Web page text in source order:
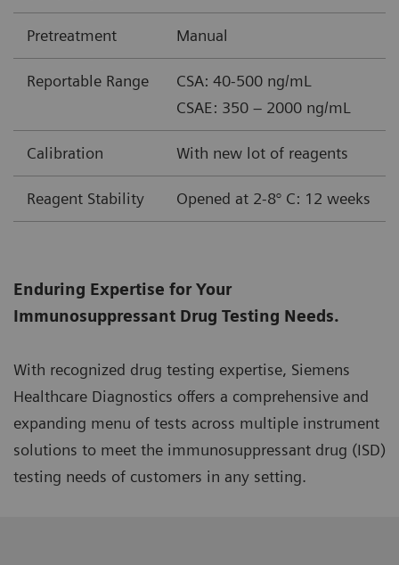
Pretreatment Manual
Reportable Range
CSA: 40-500 ng/mL
CSAE: 350 – 2000 ng/mL
Calibration With new lot of reagents
Reagent Stability Opened at 2-8° C: 12 weeks
Enduring Expertise for Your
Immunosuppressant Drug Testing Needs.
With recognized drug testing expertise, Siemens
Healthcare Diagnostics offers a comprehensive and
expanding menu of tests across multiple instrument
solutions to meet the immunosuppressant drug (ISD)
testing needs of customers in any setting.